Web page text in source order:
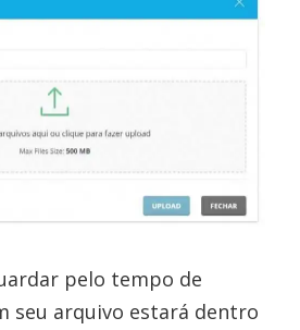
pelo tempo de
seu arquivo estará dentro